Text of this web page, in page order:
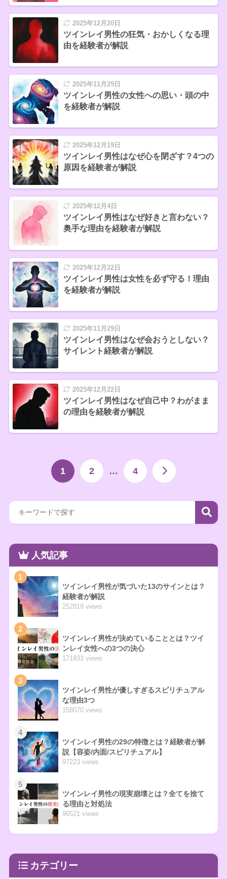
2025年12月20日
ツインレイ男性の狂気・おかしくなる理
由を経験者が解説
2025年11月29日
ツインレイ男性の女性への思い・頭の中
を経験者が解説
2025年12月19日
ツインレイ男性はなぜ心を閉ざす？4つの
原因を経験者が解説
2025年12月4日
ツインレイ男性はなぜ好きと言わない？
奥手な理由を経験者が解説
2025年12月22日
ツインレイ男性は女性を必ず守る！理由
を経験者が解説
2025年11月29日
ツインレイ男性はなぜ会おうとしない？
サイレント経験者が解説
2025年12月22日
ツインレイ男性はなぜ自己中？わがまま
の理由を経験者が解説
1 2 … 4
人気記事
1
ツインレイ男性が気づいた13のサインとは？
経験者が解説
252818 views
2
ツインレイ男性が決めていることとは？ツイ
ンレイ女性への3つの決心
171933 views
3
ツインレイ男性が優しすぎるスピリチュアル
な理由3つ
158070 views
4
ツインレイ男性の29の特徴とは？経験者が解
説【容姿/内面/スピリチュアル】
97223 views
5
ツインレイ男性の現実崩壊とは？全てを捨て
る理由と対処法
96521 views
カテゴリー